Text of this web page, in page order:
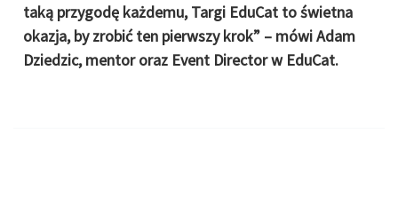
taką przygodę każdemu, Targi EduCat to świetna
okazja, by zrobić ten pierwszy krok” – mówi Adam
Dziedzic, mentor oraz Event Director w EduCat.